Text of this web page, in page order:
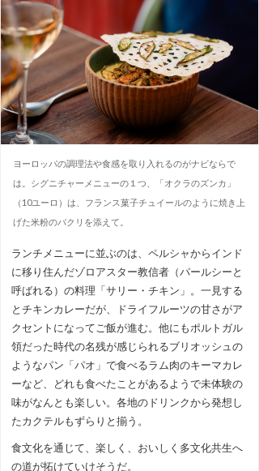
ヨーロッパの調理法や食感を取り入れるのがナビならで
は。シグニチャーメニューの１つ、「オクラのズンカ」
（10ユーロ）は、フランス菓子チュイールのように焼き上
げた米粉のバクリを添えて。
ランチメニューに並ぶのは、ペルシャからインド
に移り住んだゾロアスター教信者（パールシーと
呼ばれる）の料理「サリー・チキン」。一見する
とチキンカレーだが、ドライフルーツの甘さがア
クセントになってご飯が進む。他にもポルトガル
領だった時代の名残が感じられるブリオッシュの
ようなパン「パオ」で食べるラム肉のキーマカレ
ーなど、どれも食べたことがあるようで未体験の
味がなんとも楽しい。各地のドリンクから発想し
たカクテルもずらりと揃う。
食文化を通じて、楽しく、おいしく多文化共生へ
の道が拓けていけそうだ。